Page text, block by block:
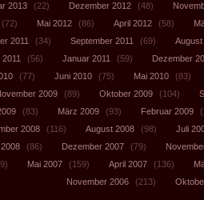
2013 (22) Dezember 2012 (48)
(72) Mai 2012 (86) April 2012 (58)
2011 (34) September 2011 (69)
August
(56) Januar 2011 (59)
Dezember
(77) Juni 2010 (75) Mai 2010
(83)
2009 (89) Oktober 2009 (104)
(83) März 2009 (93) Februar 2009
2008 (116) August 2008 (98)
Juli
(86) Dezember 2007 (79)
Mai 2007 (159) April 2007 (136)
November 2006
(213)